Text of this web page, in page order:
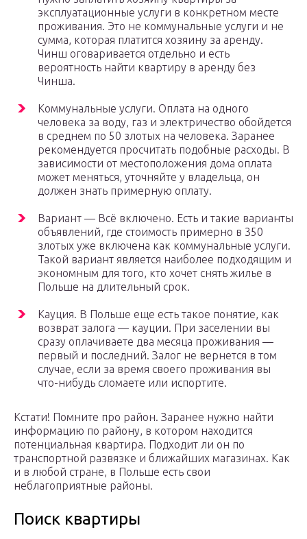
эксплуатационные услуги в конкретном месте
проживания. Это не коммунальные услуги и не
сумма, которая платится хозяину за аренду.
Чинш оговаривается отдельно и есть
вероятность найти квартиру в аренду без
Чинша.
Коммунальные услуги. Оплата на одного
человека за воду, газ и электричество обойдется
в среднем по 50 злотых на человека. Заранее
рекомендуется просчитать подобные расходы. В
зависимости от местоположения дома оплата
может меняться, уточняйте у владельца, он
должен знать примерную оплату.
Вариант — Всё включено. Есть и такие варианты
объявлений, где стоимость примерно в 350
злотых уже включена как коммунальные услуги.
Такой вариант является наиболее подходящим и
экономным для того, кто хочет снять жилье в
Польше на длительный срок.
Кауция. В Польше еще есть такое понятие, как
возврат залога — кауции. При заселении вы
сразу оплачиваете два месяца проживания —
первый и последний. Залог не вернется в том
случае, если за время своего проживания вы
что-нибудь сломаете или испортите.
Кстати! Помните про район. Заранее нужно найти
информацию по району, в котором находится
потенциальная квартира. Подходит ли он по
транспортной развязке и ближайших магазинах. Как
и в любой стране, в Польше есть свои
неблагоприятные районы.
Поиск квартиры